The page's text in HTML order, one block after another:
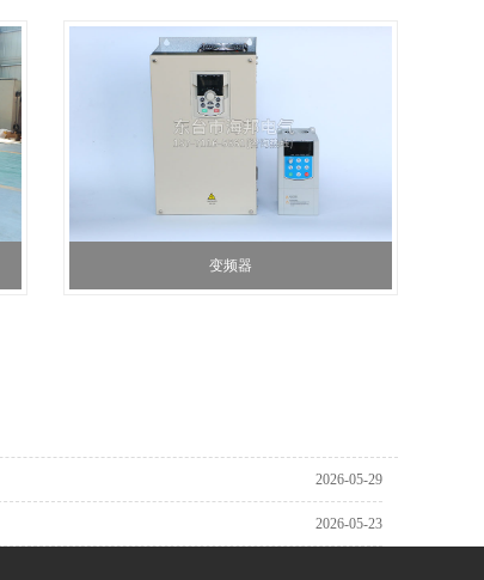
变频器
2026-05-29
2026-05-23